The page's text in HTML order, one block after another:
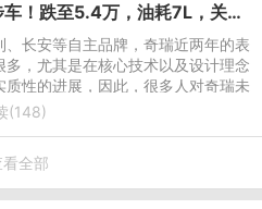
家用耐看代步车！跌至5.4万，油耗7L，关键比帝豪还漂亮
、长安等自主品牌，奇瑞近两年的表
多，尤其是在核心技术以及设计理念
质性的进展，因此，很多人对奇瑞未
是很看好，即便如此，奇瑞还是凭
(148)
看全部